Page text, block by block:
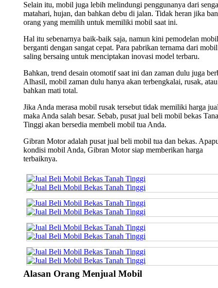
Selain itu, mobil juga lebih melindungi penggunanya dari
matahari, hujan, dan bahkan debu di jalan. Tidak heran jika
orang yang memilih untuk memiliki mobil saat ini.
Hal itu sebenarnya baik-baik saja, namun kini pemodelan mobil
berganti dengan sangat cepat. Para pabrikan ternama dari
saling bersaing untuk menciptakan inovasi model terbaru.
Bahkan, trend desain otomotif saat ini dan zaman dulu juga
Alhasil, mobil zaman dulu hanya akan terbengkalai, rusak, atau
bahkan mati total.
Jika Anda merasa mobil rusak tersebut tidak memiliki harga
maka Anda salah besar. Sebab, pusat jual beli mobil bekas
Tinggi akan bersedia membeli mobil tua Anda.
Gibran Motor adalah pusat jual beli mobil tua dan bekas.
kondisi mobil Anda, Gibran Motor siap memberikan harga
terbaiknya.
Alasan Orang Menjual Mobil